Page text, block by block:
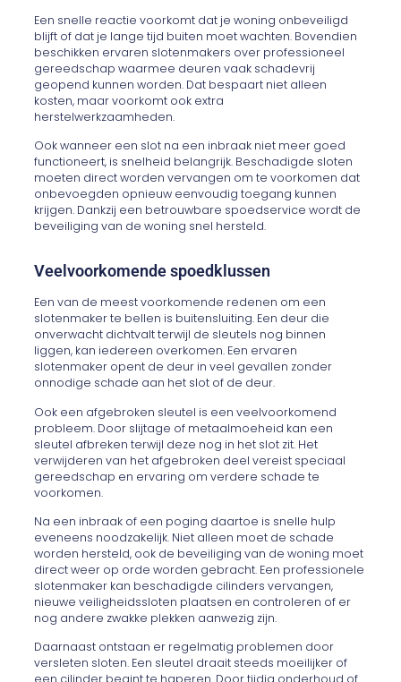
Een snelle reactie voorkomt dat je woning onbeveiligd
blijft of dat je lange tijd buiten moet wachten. Bovendien
beschikken ervaren slotenmakers over professioneel
gereedschap waarmee deuren vaak schadevrij
geopend kunnen worden. Dat bespaart niet alleen
kosten, maar voorkomt ook extra
herstelwerkzaamheden.
Ook wanneer een slot na een inbraak niet meer goed
functioneert, is snelheid belangrijk. Beschadigde sloten
moeten direct worden vervangen om te voorkomen dat
onbevoegden opnieuw eenvoudig toegang kunnen
krijgen. Dankzij een betrouwbare spoedservice wordt de
beveiliging van de woning snel hersteld.
Veelvoorkomende spoedklussen
Een van de meest voorkomende redenen om een
slotenmaker te bellen is buitensluiting. Een deur die
onverwacht dichtvalt terwijl de sleutels nog binnen
liggen, kan iedereen overkomen. Een ervaren
slotenmaker opent de deur in veel gevallen zonder
onnodige schade aan het slot of de deur.
Ook een afgebroken sleutel is een veelvoorkomend
probleem. Door slijtage of metaalmoeheid kan een
sleutel afbreken terwijl deze nog in het slot zit. Het
verwijderen van het afgebroken deel vereist speciaal
gereedschap en ervaring om verdere schade te
voorkomen.
Na een inbraak of een poging daartoe is snelle hulp
eveneens noodzakelijk. Niet alleen moet de schade
worden hersteld, ook de beveiliging van de woning moet
direct weer op orde worden gebracht. Een professionele
slotenmaker kan beschadigde cilinders vervangen,
nieuwe veiligheidssloten plaatsen en controleren of er
nog andere zwakke plekken aanwezig zijn.
Daarnaast ontstaan er regelmatig problemen door
versleten sloten. Een sleutel draait steeds moeilijker of